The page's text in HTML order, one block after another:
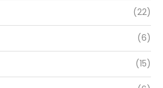
(22)
(6)
(15)